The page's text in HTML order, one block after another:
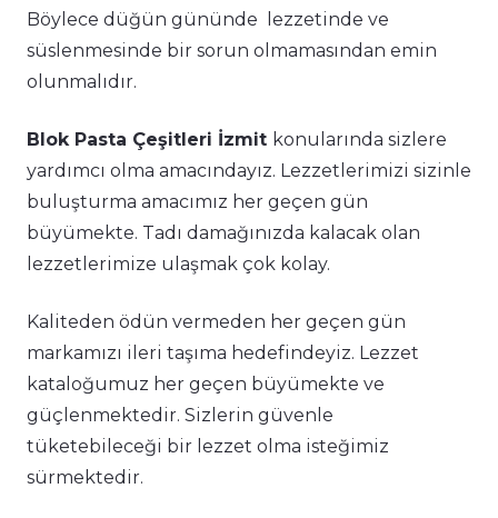
Böylece düğün gününde lezzetinde ve
süslenmesinde bir sorun olmamasından emin
olunmalıdır.
Blok Pasta Çeşitleri İzmit konularında sizlere
yardımcı olma amacındayız. Lezzetlerimizi sizinle
buluşturma amacımız her geçen gün
büyümekte. Tadı damağınızda kalacak olan
lezzetlerimize ulaşmak çok kolay.
Kaliteden ödün vermeden her geçen gün
markamızı ileri taşıma hedefindeyiz. Lezzet
kataloğumuz her geçen büyümekte ve
güçlenmektedir. Sizlerin güvenle
tüketebileceği bir lezzet olma isteğimiz
sürmektedir.